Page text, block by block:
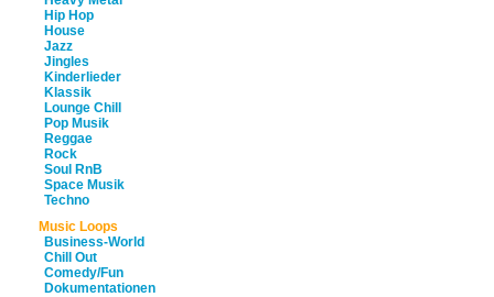
Hip Hop
House
Jazz
Jingles
Kinderlieder
Klassik
Lounge Chill
Pop Musik
Reggae
Rock
Soul RnB
Space Musik
Techno
Music Loops
Business-World
Chill Out
Comedy/Fun
Dokumentationen